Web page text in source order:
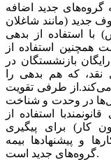
گروه‌های جدید اضافه
جدید (مانند شاغلان
با استفاده از بدهی
همچنین استفاده از
بازنشستگان در
نقد، که هم بدهی را
طرفی تقویت
در وحدت و شناخت
استفاده از
قانونی (مانند ماده 131 قانون کار) برای پیگیری
و پیشنهادها بیمه
گروه‌های جدید است.